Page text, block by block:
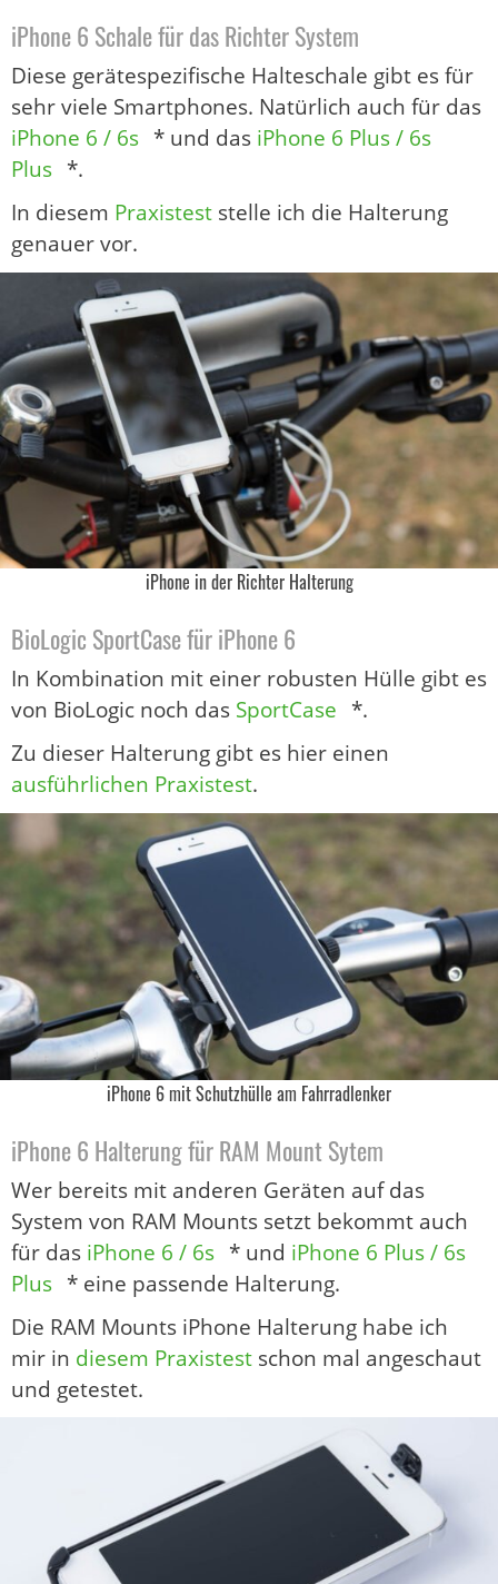
iPhone 6 Schale für das Richter System
Diese gerätespezifische Halteschale gibt es für
sehr viele Smartphones. Natürlich auch für das
iPhone 6 / 6s * und das iPhone 6 Plus / 6s
Plus *.
In diesem Praxistest stelle ich die Halterung
genauer vor.
iPhone in der Richter Halterung
BioLogic SportCase für iPhone 6
In Kombination mit einer robusten Hülle gibt es
von BioLogic noch das SportCase *.
Zu dieser Halterung gibt es hier einen
ausführlichen Praxistest.
iPhone 6 mit Schutzhülle am Fahrradlenker
iPhone 6 Halterung für RAM Mount Sytem
Wer bereits mit anderen Geräten auf das
System von RAM Mounts setzt bekommt auch
für das iPhone 6 / 6s * und iPhone 6 Plus / 6s
Plus * eine passende Halterung.
Die RAM Mounts iPhone Halterung habe ich
mir in diesem Praxistest schon mal angeschaut
und getestet.